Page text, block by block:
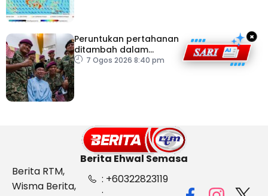
Peruntukan pertahanan
ditambah dalam
Belanjawan 2027
7 Ogos 2026 8:40 pm
×
Berita Ehwal Semasa
Berita RTM,
Wisma Berita,
: +60322823119